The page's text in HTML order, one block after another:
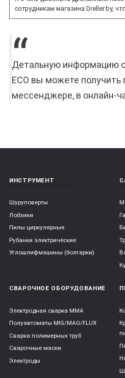
сотрудникам магазина Dreller.by,
Детальную информацию
ECO вы можете получить
мессенджере, в онлайн-
ИНСТРУМЕНТ
Шуруповерты
Лобзики
Пилы циркулярные
Рубанки электрические
Углошлифмашины (болгарки)
СВАРОЧНОЕ ОБОРУДОВАНИЕ
Электродная сварка ММА
Полуавтоматы MIG/MAG/FLUX
Сварка полимерных труб
Сварочные маски
Электроды